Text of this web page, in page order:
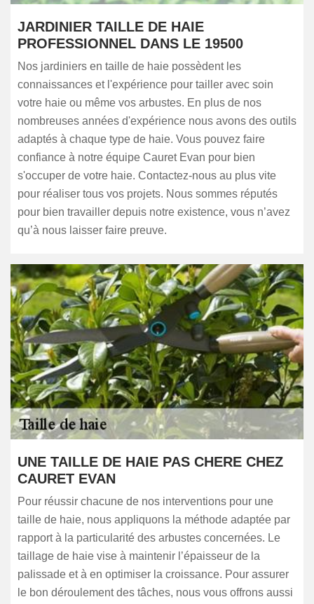
JARDINIER TAILLE DE HAIE
PROFESSIONNEL DANS LE 19500
Nos jardiniers en taille de haie possèdent les
connaissances et l'expérience pour tailler avec soin
votre haie ou même vos arbustes. En plus de nos
nombreuses années d'expérience nous avons des outils
adaptés à chaque type de haie. Vous pouvez faire
confiance à notre équipe Cauret Evan pour bien
s'occuper de votre haie. Contactez-nous au plus vite
pour réaliser tous vos projets. Nous sommes réputés
pour bien travailler depuis notre existence, vous n’avez
qu’à nous laisser faire preuve.
UNE TAILLE DE HAIE PAS CHERE CHEZ
CAURET EVAN
Pour réussir chacune de nos interventions pour une
taille de haie, nous appliquons la méthode adaptée par
rapport à la particularité des arbustes concernées. Le
taillage de haie vise à maintenir l’épaisseur de la
palissade et à en optimiser la croissance. Pour assurer
le bon déroulement des tâches, nous vous offrons aussi